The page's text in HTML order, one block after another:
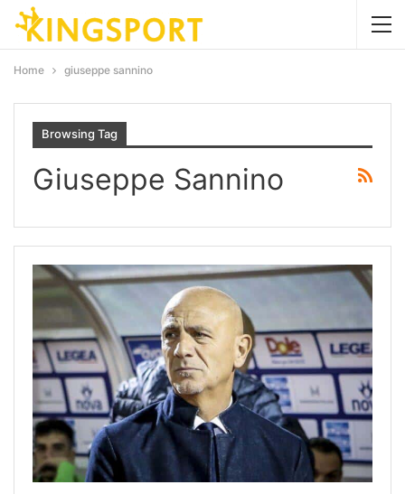
Home giuseppe sannino
Browsing Tag
Giuseppe Sannino